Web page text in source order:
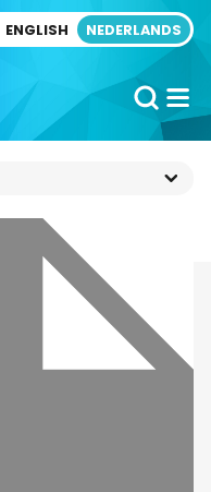
ENGLISH NEDERLANDS